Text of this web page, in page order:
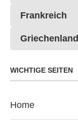
Frankreich
Griechenland
WICHTIGE SEITEN
Home